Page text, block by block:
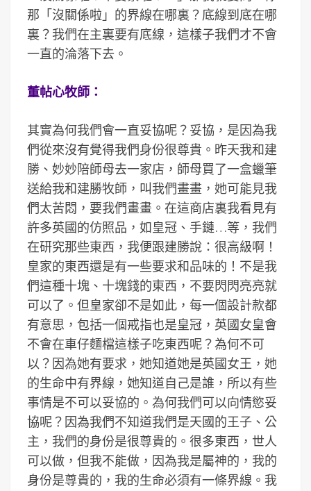
那「沒關係啦」的界線在哪裏？底線到底在哪
裏？我們在主裏要有底線，這樣子我們才不會
一直的淪落下去。
董帖心牧師：
其實為何我們會一直妥協呢？妥協，是因為我
們從來沒有覺得我們身份很尊貴。昨天我和建
勝、妙妙陪師母去一家店，師母買了一盒蠟筆
送給我和建勝牧師，叫我們畫畫，她可能見我
們太苦悶，要我們畫畫。在這商店裏我看見有
許多英國的仿照品，如皇冠、手鏈…等，我們
在研究那些東西，我便跟建勝說：很高級啊！
皇家的東西還是有一些要求和品味的！不是我
們這種十塊、十塊錢的東西，不要閃閃亮亮就
可以了。但皇家卻不是如此，每一個設計款都
有意思，包括一個戒指也是皇冠，英國女皇會
不會在車仔麵檔這樣子吃東西呢？為何不可
以？因為她有要求，她知道她是英國女王，她
的生命中有界線，她知道自己是誰，所以有些
事情是不可以妥協的。為何我們可以向情慾妥
協呢？因為我們不知道我們是天國的王子、公
主，我們的身份是很尊貴的。很多東西，世人
可以做，但我不能做，因為我是屬神的，我的
身份是尊貴的，我的生命必須有一條界線。我